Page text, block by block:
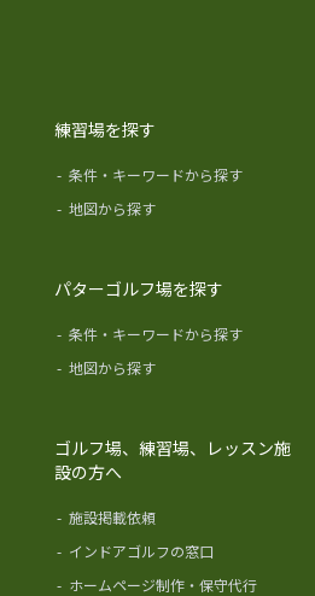
練習場を探す
- 条件・キーワードから探す
- 地図から探す
パターゴルフ場を探す
- 条件・キーワードから探す
- 地図から探す
ゴルフ場、練習場、レッスン施
設の方へ
- 施設掲載依頼
- インドアゴルフの窓口
- ホームページ制作・保守代行